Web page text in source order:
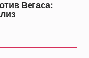
Вегаса: